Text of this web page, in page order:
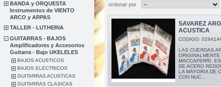
BANDA y ORQUESTA
Instrumentos de VIENTO
ARCO y ARPAS
TALLER - LUTHERIA
GUITARRAS - BAJOS
Amplificadores y Accesorios
Guitarra - Bajo UKELELES
BAJOS ACUSTICOS
BAJOS ELECTRICOS
GUITARRAS ACUSTICAS
GUITARRAS CLASICAS
ordenar por
SAVAREZ
ACUSTICA
CODIGO:
LAS CUERDAS
MACCAFERRI.
DE ACERO
LA MAYORIA DE
CON NUC...